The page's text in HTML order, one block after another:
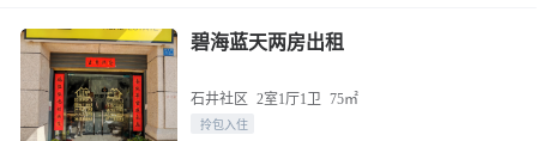
碧海蓝天两房出租
石井社区 2室1厅1卫 75㎡
拎包入住